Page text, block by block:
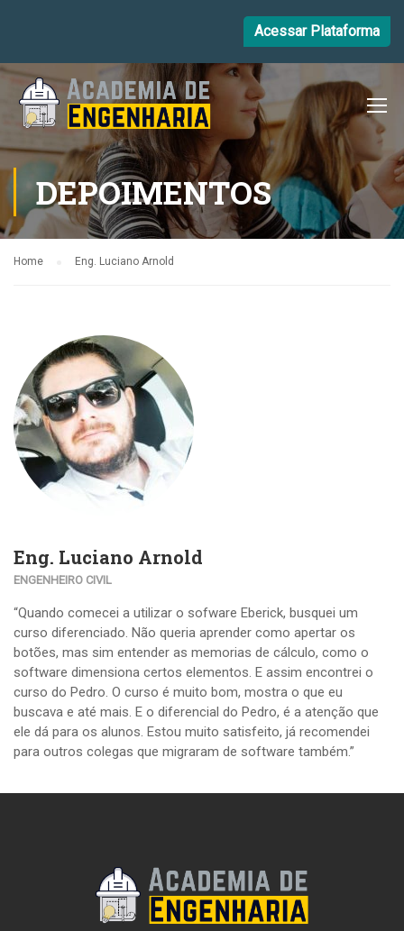
Acessar Plataforma
DEPOIMENTOS
Home Eng. Luciano Arnold
Eng. Luciano Arnold
ENGENHEIRO CIVIL
“Quando comecei a utilizar o sofware Eberick, busquei um
curso diferenciado. Não queria aprender como apertar os
botões, mas sim entender as memorias de cálculo, como o
software dimensiona certos elementos. E assim encontrei o
curso do Pedro. O curso é muito bom, mostra o que eu
buscava e até mais. E o diferencial do Pedro, é a atenção que
ele dá para os alunos. Estou muito satisfeito, já recomendei
para outros colegas que migraram de software também.”